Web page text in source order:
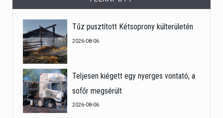
Tűz pusztított Kétsoprony külterületén
2026-08-06
Teljesen kiégett egy nyerges vontató, a
sofőr megsérült
2026-08-06